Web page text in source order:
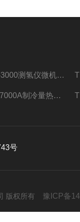
TKCH-3000测氢仪微机氢元素测定煤质检测
TKZD-7000A制冷量热仪自动升降热值仪煤质检测
号
版权所有 豫ICP备